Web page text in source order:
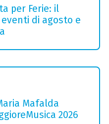
per Ferie: il
di agosto e
Mafalda
2026